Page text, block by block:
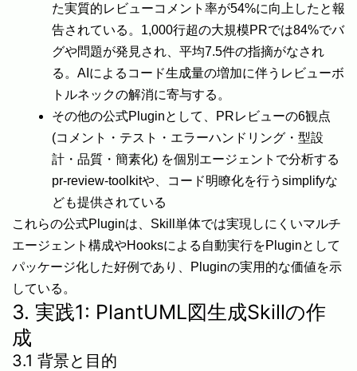
た実質的レビューコメント率が54%に向上したと報
告されている。1,000行超の大規模PRでは84%でバ
グや問題が発見され、平均7.5件の指摘がなされ
る。AIによるコード生成量の増加に伴うレビューボ
トルネックの解消に寄与する。
その他の公式Pluginとして、PRレビューの6観点
(コメント・テスト・エラーハンドリング・型設
計・品質・簡素化) を個別エージェントで分析する
pr-review-toolkitや、コード明瞭化を行うsimplifyな
ども提供されている
これらの公式Pluginは、Skill単体では実現しにくいマルチ
エージェント構成やHooksによる自動実行をPluginとして
パッケージ化した好例であり、Pluginの実用的な価値を示
している。
3. 実践1: PlantUML図生成Skillの作
成
3.1 背景と目的